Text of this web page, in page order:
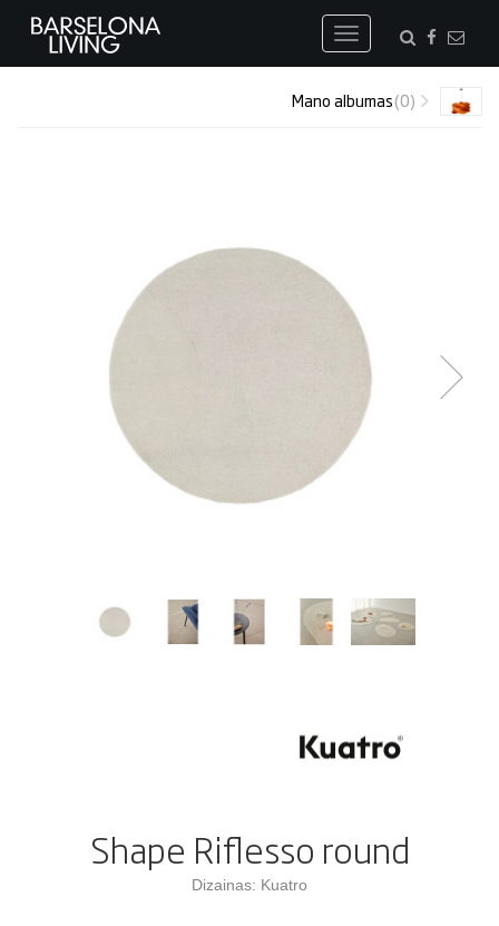
Toggle
navigation
Mano albumas(0)
Shape Riflesso round
Dizainas: Kuatro